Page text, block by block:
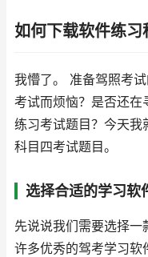
如何下载软件练习
我懵了。 准备驾照考
考试而烦恼？是否还在
练习考试题目？今天我
科目四考试题目。
选择合适的学习软
先说说我们需要选择一
许多优秀的驾考学习软